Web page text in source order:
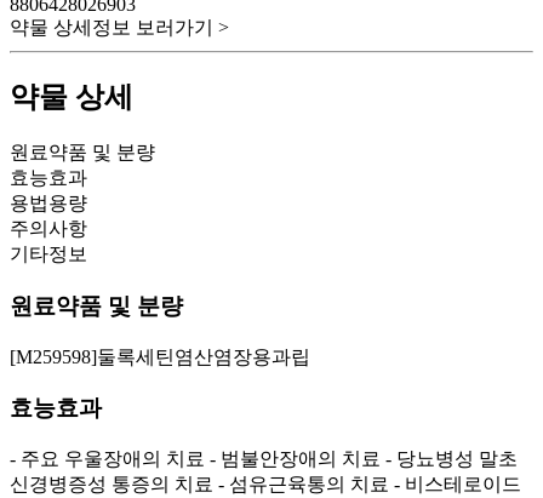
8806428026903
약물 상세정보 보러가기 >
약물 상세
원료약품 및 분량
효능효과
용법용량
주의사항
기타정보
원료약품 및 분량
[M259598]둘록세틴염산염장용과립
효능효과
- 주요 우울장애의 치료 - 범불안장애의 치료 - 당뇨병성 말초
신경병증성 통증의 치료 - 섬유근육통의 치료 - 비스테로이드